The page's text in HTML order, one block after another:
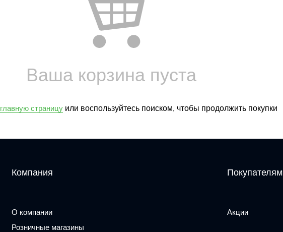
Ваша корзина пуста
главную страницуили воспользуйтесь поиском, чтобы продолжить покупки
Компания
О компании
Розничные магазины
Покупателям
Акции